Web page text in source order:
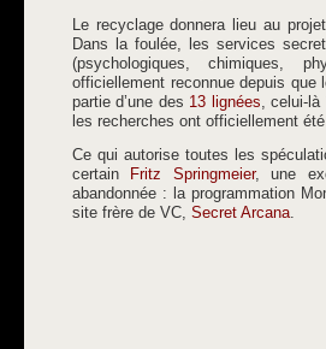
Le recyclage donnera lieu au
Dans la foulée, les services
(psychologiques, chimiques,
officiellement reconnue depuis
partie d’une des 13 lignées , celui-
les recherches ont officiellement
Ce qui autorise toutes les
certain
Fritz Springmeier, une
abandonnée : la programmation
site frère de VC, Secret Arcana.